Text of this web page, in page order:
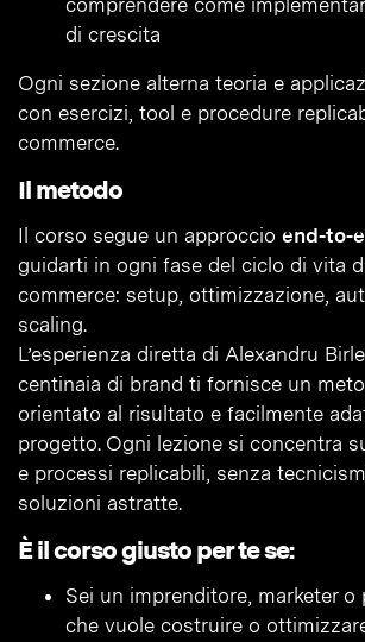
comprendere come
di crescita
Ogni sezione alterna teoria e
con esercizi, tool e procedure
commerce.
Il metodo
Il corso segue un approccio end-to-
guidarti in ogni fase del ciclo di vita
commerce: setup, ottimizzazione,
scaling.
L’esperienza diretta di Alexandru
centinaia di brand ti fornisce un
orientato al risultato e facilmente
progetto. Ogni lezione si concentra
e processi replicabili, senza
soluzioni astratte.
È il corso giusto per te se:
Sei un imprenditore, marketer o
che vuole costruire o